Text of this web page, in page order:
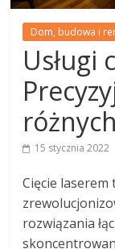
Dom, budowa i
Usługi
15 stycznia 2022
Cięcie
rozwiązania